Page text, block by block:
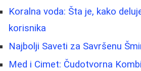
Koralna voda: Šta je, kako
korisnika
Najbolji Saveti za Savršenu
Med i Cimet: Čudotvorna